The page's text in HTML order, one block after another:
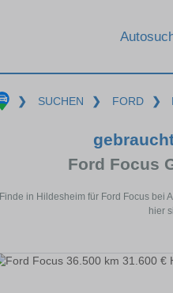
❯ SUCHEN ❯ FORD ❯
Ford Focus
Finde in Hildesheim für Ford Focus bei
hier